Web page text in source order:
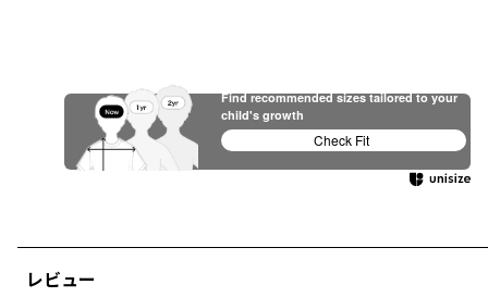
レビュー
Find recommended sizes tailored to your
child's growth
Check Fit